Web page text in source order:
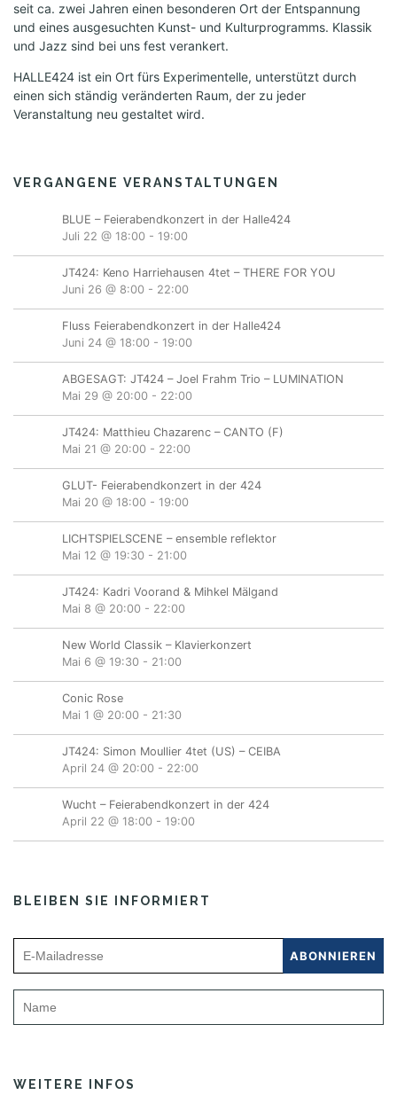
seit ca. zwei Jahren einen besonderen Ort der Entspannung
und eines ausgesuchten Kunst- und Kulturprogramms. Klassik
und Jazz sind bei uns fest verankert.
HALLE424 ist ein Ort fürs Experimentelle, unterstützt durch
einen sich ständig veränderten Raum, der zu jeder
Veranstaltung neu gestaltet wird.
VERGANGENE VERANSTALTUNGEN
BLUE – Feierabendkonzert in der Halle424
Juli 22 @ 18:00 - 19:00
JT424: Keno Harriehausen 4tet – THERE FOR YOU
Juni 26 @ 8:00 - 22:00
Fluss Feierabendkonzert in der Halle424
Juni 24 @ 18:00 - 19:00
ABGESAGT: JT424 – Joel Frahm Trio – LUMINATION
Mai 29 @ 20:00 - 22:00
JT424: Matthieu Chazarenc – CANTO (F)
Mai 21 @ 20:00 - 22:00
GLUT- Feierabendkonzert in der 424
Mai 20 @ 18:00 - 19:00
LICHTSPIELSCENE – ensemble reflektor
Mai 12 @ 19:30 - 21:00
JT424: Kadri Voorand & Mihkel Mälgand
Mai 8 @ 20:00 - 22:00
New World Classik – Klavierkonzert
Mai 6 @ 19:30 - 21:00
Conic Rose
Mai 1 @ 20:00 - 21:30
JT424: Simon Moullier 4tet (US) – CEIBA
April 24 @ 20:00 - 22:00
Wucht – Feierabendkonzert in der 424
April 22 @ 18:00 - 19:00
BLEIBEN SIE INFORMIERT
WEITERE INFOS